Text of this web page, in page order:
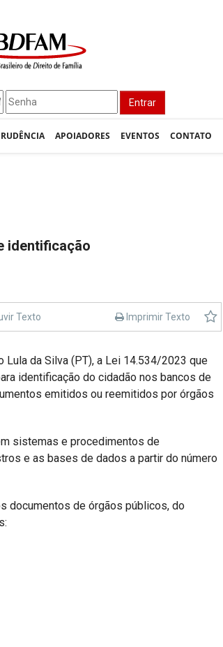
Entrar
APOIADORES EVENTOS CONTATO
identificação
Texto Imprimir Texto
da Silva (PT), a Lei 14.534/2023 que
identificação do cidadão nos bancos de
emitidos ou reemitidos por órgãos
sistemas e procedimentos de
e as bases de dados a partir do número
documentos de órgãos públicos, do